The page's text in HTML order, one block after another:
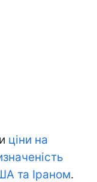
ціни на
та Іраном.